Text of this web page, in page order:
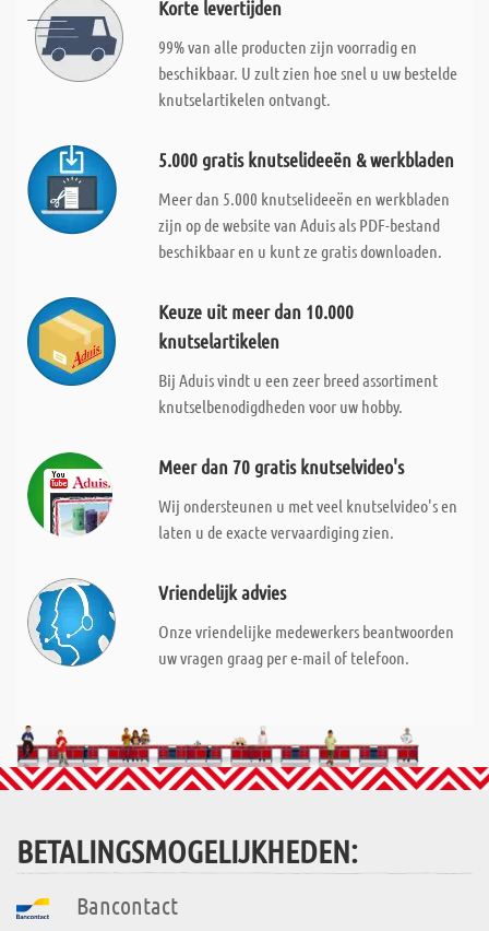
Korte levertijden
99% van alle producten zijn voorradig en
beschikbaar. U zult zien hoe snel u uw bestelde
knutselartikelen ontvangt.
5.000 gratis knutselideeën & werkbladen
Meer dan 5.000 knutselideeën en werkbladen
zijn op de website van Aduis als PDF-bestand
beschikbaar en u kunt ze gratis downloaden.
Keuze uit meer dan 10.000
knutselartikelen
Bij Aduis vindt u een zeer breed assortiment
knutselbenodigdheden voor uw hobby.
Meer dan 70 gratis knutselvideo's
Wij ondersteunen u met veel knutselvideo's en
laten u de exacte vervaardiging zien.
Vriendelijk advies
Onze vriendelijke medewerkers beantwoorden
uw vragen graag per e-mail of telefoon.
BETALINGSMOGELIJKHEDEN:
Bancontact